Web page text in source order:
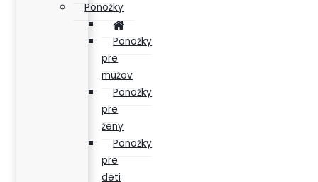
Ponožky
Ponožky
pre
mužov
Ponožky
pre
ženy
Ponožky
pre
deti